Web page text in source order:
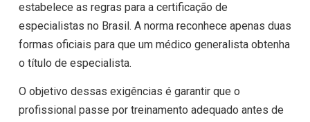
estabelece as regras para a certificação de
especialistas no Brasil. A norma reconhece apenas duas
formas oficiais para que um médico generalista obtenha
o título de especialista.
O objetivo dessas exigências é garantir que o
profissional passe por treinamento adequado antes de